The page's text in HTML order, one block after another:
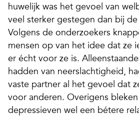
huwelijk was het gevoel van
veel sterker gestegen dan bij
Volgens de onderzoekers
mensen op van het idee dat ze
er écht voor ze is.
hadden van neerslachtigheid,
vaste partner al het gevoel dat
voor anderen. Overigens
depressieven wel een bétere